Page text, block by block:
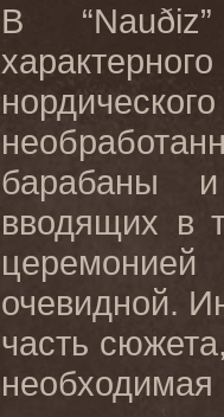
В
барабаны
вводящих в
очевидной.
часть